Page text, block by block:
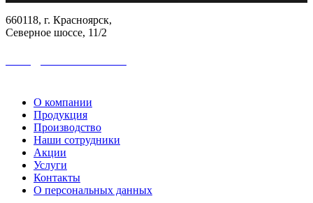
660118, г. Красноярск,
Северное шоссе, 11/2
О компании
Продукция
Производство
Наши сотрудники
Акции
Услуги
Контакты
О персональных данных